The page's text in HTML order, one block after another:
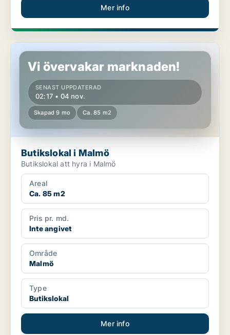
Mer info
Butikslokal i Malmö
Vi övervakar marknaden!
SENAST UPPDATERAD
02:17 • 04 nov.
Skapad 9 mo Ca. 85 m2
Butikslokal i Malmö
Butikslokal att hyra i Malmö
Areal
Ca. 85 m2
Pris pr. md.
Inte angivet
Område
Malmö
Type
Butikslokal
Mer info